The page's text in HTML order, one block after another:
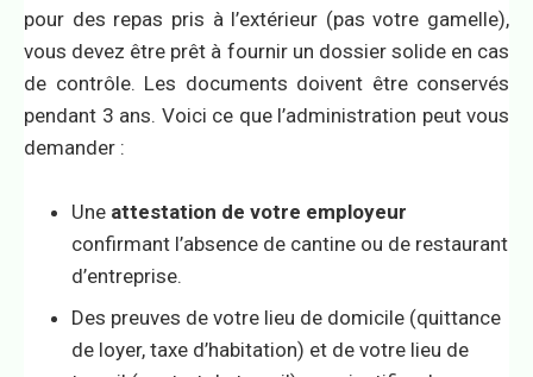
pour des repas pris à l’extérieur (pas votre gamelle),
vous devez être prêt à fournir un dossier solide en cas
de contrôle. Les documents doivent être conservés
pendant 3 ans. Voici ce que l’administration peut vous
demander :
Une attestation de votre employeur
confirmant l’absence de cantine ou de restaurant
d’entreprise.
Des preuves de votre lieu de domicile (quittance
de loyer, taxe d’habitation) et de votre lieu de